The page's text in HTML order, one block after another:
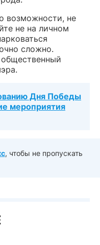
возможности, не
не на личном
сложно.
Дня Победы
мероприятия
, чтобы не пропускать